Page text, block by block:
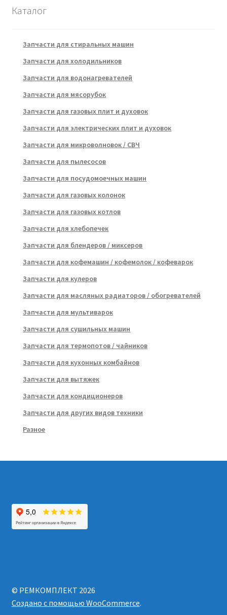
Каталог
Запчасти для стиральных машин
Запчасти для холодильников
Запчасти для водонагревателей
Запчасти для мясорубок
Запчасти для газовых плит и духовок
Запчасти для электрических плит и духовок
Запчасти для микроволновок / СВЧ
Запчасти для пылесосов
Запчасти для посудомоечных машин
Запчасти для газовых колонок
Запчасти для газовых котлов
Запчасти для хлебопечек
Запчасти для блендеров / миксеров
Запчасти для кофемашин / кофемолок / кофеварок
Запчасти для кулеров
Запчасти для масляных радиаторов / обогревателей
Запчасти для мультиварок
Запчасти для сушильных машин
Запчасти для термопотов / чайников
Запчасти для кухонных комбайнов
Запчасти для вытяжек
Запчасти для кондиционеров
Запчасти для других видов техники
Разное
© РЕМКОМПЛЕКТ 2026
Создано с помощью WooCommerce.